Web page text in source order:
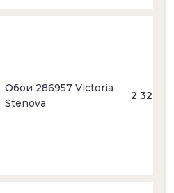
Обои 286957 Victoria
Stenova
2 320